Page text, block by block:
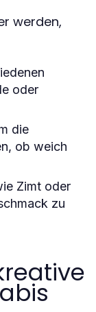
werden,
oder
die
ob weich
Zimt oder
zu